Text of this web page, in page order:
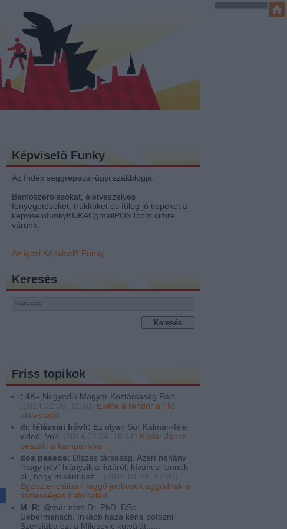
Képviselő Funky
Az Index seggrepacsi-ügyi szakblogja.
Bemószerolásokat, életveszélyes
fenyegetéseket, trükköket és főleg jó tippeket a
kepviselofunkyKUKACgmailPONTcom cimre
várunk.
Az igazi Képviselő Funky
Keresés
Friss topikok
: 4K= Negyedik Magyar Köztársaság Párt
Elvitte a rendőr a 4K!
aktivistáját
dr. félázsiai bóvli: Ez olyan Sör Kálmán-féle
videó. Volt.
Kádár János
beszállt a kampányba
dos passos: Díszes társaság. Azért néhány
"nagy név" hiányzik a listáról, kíváncsi lennék
pl., hogy miként úsz...
Egzisztenciálisan függő jobbosok aggódnak a
tisztességes baloldalért
M_R: @már nem Dr. PhD. DSc.
Uebermensch: Inkább haza kéne pofozni
Szerbiába ezt a Milosevic kutyáját......